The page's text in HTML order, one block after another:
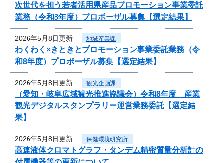
次世代を担う若者活用県産品プロモーション事業委託
業務（令和8年度）プロポーザル募集【選定結果】
2026年5月8日更新 地域産業課
わくわく×きときとプロモーション事業委託業務（令
和8年度）プロポーザル募集【選定結果】
2026年5月8日更新 観光企画課
（愛知・岐阜広域観光推進協議会）令和8年度 産業
観光デジタルスタンプラリー運営業務委託【選定結
果】
2026年5月8日更新 保健環境研究所
高速液体クロマトグラフ・タンデム精密質量分析計の